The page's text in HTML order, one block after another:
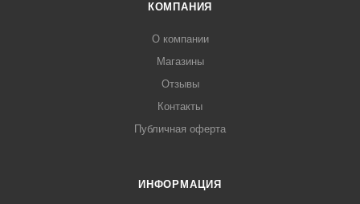
КОМПАНИЯ
О компании
Магазины
Отзывы
Контакты
Публичная оферта
ИНФОРМАЦИЯ